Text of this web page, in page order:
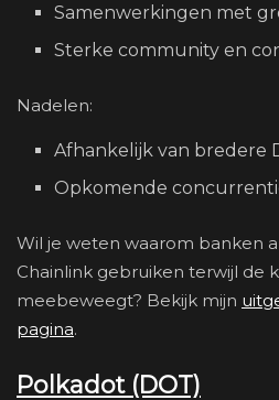
Samenwerkingen met
Sterke community en
Nadelen:
Afhankelijk van bredere
Opkomende
Wil je weten waarom banken
Chainlink gebruiken terwijl de
meebeweegt? Bekijk mijn
pagina.
Polkadot (DOT)